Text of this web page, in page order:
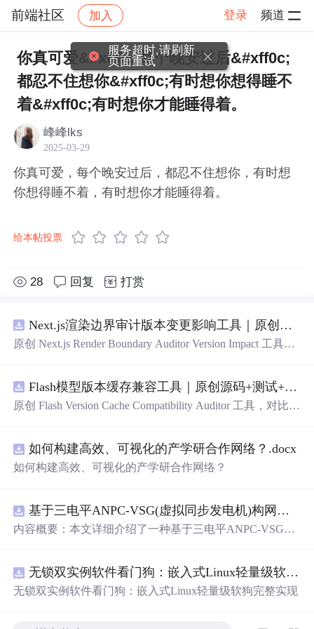
前端社区 加入 登录 频道
社区 前端社区 感慨 帖子详情
你真可爱&#xff0c;每个晚安过后&#xff0c;
都忍不住想你&#xff0c;有时想你想得睡不
着&#xff0c;有时想你才能睡得着。
峰峰lks
2025-03-29
你真可爱，每个晚安过后，都忍不住想你，有时想
你想得睡不着，有时想你才能睡得着。
给本帖投票
28 回复 打赏
Next.js渲染边界审计版本变更影响工具｜原创源码+测试+离线报告
原创 Next.js Render Boundary Auditor Version Impact 工具，
入约定、规则参数、结果结构和风险项，识别变更影响。
压缩包包含完整源码、3 项自动化测试、可复现合成示
原创与授权声明。运行时零第三方依赖，不包含热点产品
或开源项目源码、Logo、官方截图、论文、生产日志或其
他受限素材。
Flash模型版本缓存兼容工具｜原创源码+测试+离线报告
原创 Flash Version Cache Compatibility Auditor 工具，对比两
复现合成示例、离线 HTML/JSON/SVG 报告、1080×720
真实运行效果图、README、运行说明、功能清单、MIT
日志或其他受限素材。
如何构建高效、可视化的产学研合作网络？.docx
如何构建高效、可视化的产学研合作网络？
基于三电平ANPC-VSG(虚拟同步发电机)构网型逆变器控制+双闭环+中点电位平衡控制
内容概要：本文详细介绍了一种基于三电平ANPC-VSG
能系统并网的Simulink仿
真模型。该模型为未发表的原创研
究成果，涵盖了逆变器在并网过程中的动态响应、稳定性
无锁双实例软件看门狗：嵌入式Linux轻量级软狗完整实现
无锁双实例软件看门狗：嵌入式Linux轻量级软狗完整实现
服务超时,请刷新
页面重试